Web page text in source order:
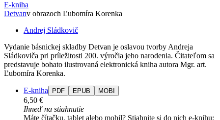
E-kniha
Detvanv obrazoch Ľubomíra Korenka
Andrej Sládkovič
Vydanie básnickej skladby Detvan je oslavou tvorby Andreja
Sládkoviča pri príležitosti 200. výročia jeho narodenia. Čitateľom sa
predstavuje bohato ilustrovaná elektronická kniha autora Mgr. art.
Ľubomíra Korenka.
E-kniha PDF EPUB MOBI
6,50 €
Ihneď na stiahnutie
Máte čítačku, tablet alebo mobil? Stiahnite si do nich e-knihu: